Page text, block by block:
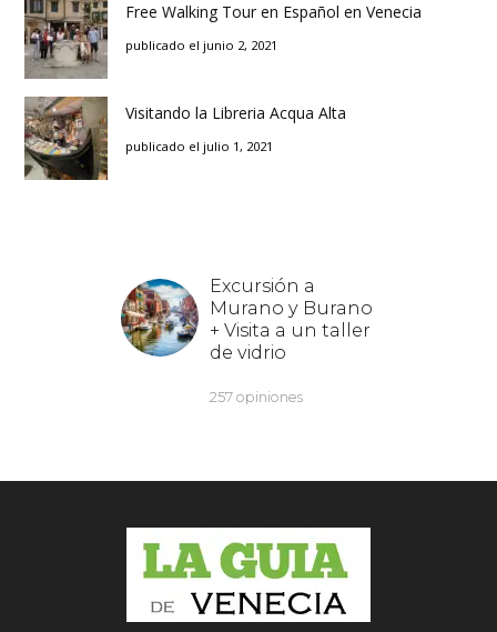
Free Walking Tour en Español en Venecia
publicado el junio 2, 2021
Visitando la Libreria Acqua Alta
publicado el julio 1, 2021